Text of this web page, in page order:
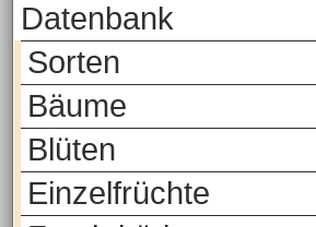
Datenbank
Sorten
Bäume
Blüten
Einzelfrüchte